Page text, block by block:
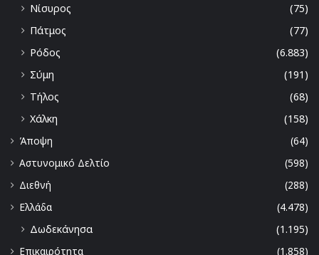
Νίσυρος
(75)
Πάτμος
(77)
Ρόδος
(6.883)
Σύμη
(191)
Τήλος
(68)
Χάλκη
(158)
Άποψη
(64)
Αστυνομικό Δελτίο
(598)
Διεθνή
(288)
Ελλάδα
(4.478)
Δωδεκάνησα
(1.195)
Επικαιρότητα
(1.858)